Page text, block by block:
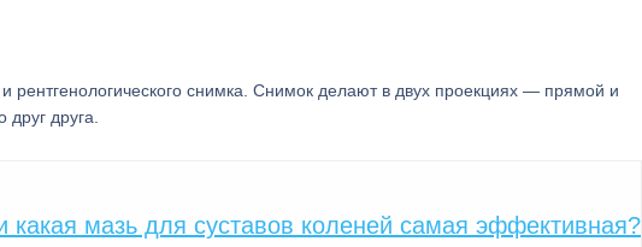
рентгенологического снимка. Снимок делают в двух проекциях — прямой и
друга.
какая мазь для суставов коленей самая эффективная?